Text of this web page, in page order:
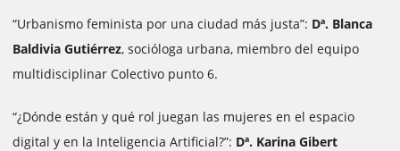
“Urbanismo feminista por una ciudad más justa”: Dª. Blanca
Baldivia Gutiérrez, socióloga urbana, miembro del equipo
multidisciplinar Colectivo punto 6.
“¿Dónde están y qué rol juegan las mujeres en el espacio
digital y en la Inteligencia Artificial?”: Dª. Karina Gibert